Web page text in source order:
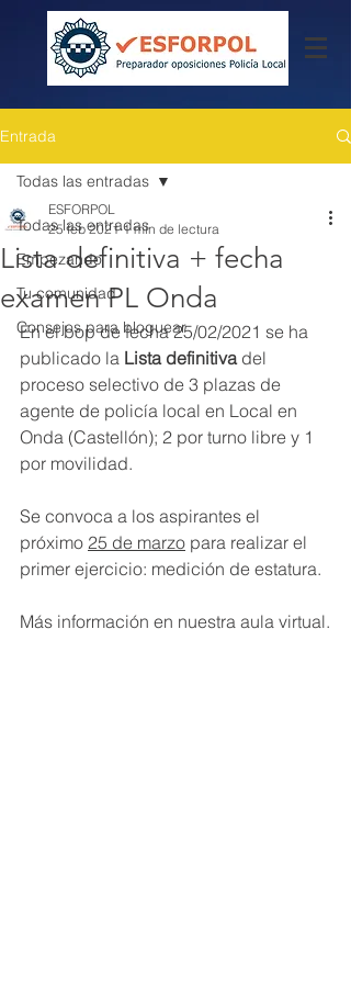
Entrada
Todas las entradas
Empezando
Tu comunidad
Consejos para bloguear
Todas las entradas
Lista definitiva + fecha
examen PL Onda
ESFORPOL
25 feb 2021 1 min de lectura
En el bop de fecha 25/02/2021 se ha
publicado la Lista definitiva del
proceso selectivo de 3 plazas de
agente de policía local en Local en
Onda (Castellón); 2 por turno libre y 1
por movilidad.
Se convoca a los aspirantes el
próximo 25 de marzo para realizar el
primer ejercicio: medición de estatura.
Más información en nuestra aula virtual.